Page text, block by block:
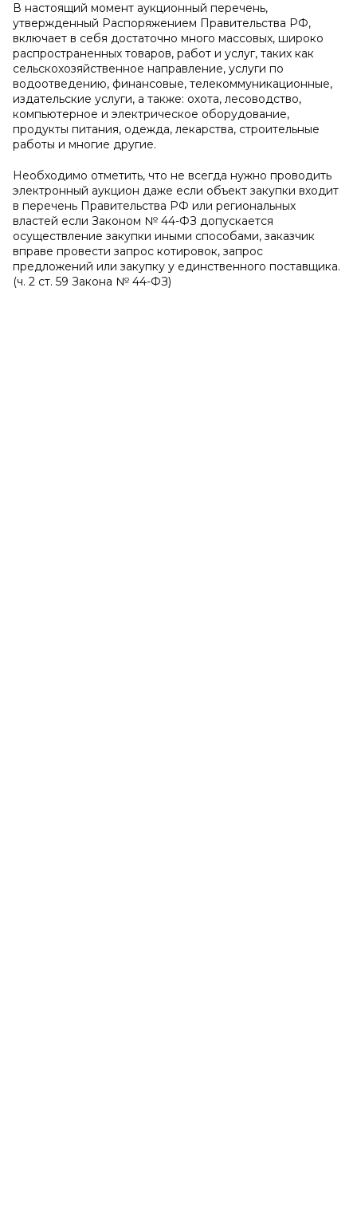
В настоящий момент аукционный перечень,
утвержденный Распоряжением Правительства РФ,
включает в себя достаточно много массовых, широко
распространенных товаров, работ и услуг, таких как
сельскохозяйственное направление, услуги по
водоотведению, финансовые, телекоммуникационные,
издательские услуги, а также: охота, лесоводство,
компьютерное и электрическое оборудование,
продукты питания, одежда, лекарства, строительные
работы и многие другие.
Необходимо отметить, что не всегда нужно проводить
электронный аукцион даже если объект закупки входит
в перечень Правительства РФ или региональных
властей если Законом № 44-ФЗ допускается
осуществление закупки иными способами, заказчик
вправе провести запрос котировок, запрос
предложений или закупку у единственного поставщика.
(ч. 2 ст. 59 Закона № 44-ФЗ)